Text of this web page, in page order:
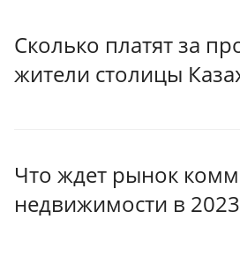
Сколько платят за
жители столицы
Что ждет рынок
недвижимости в